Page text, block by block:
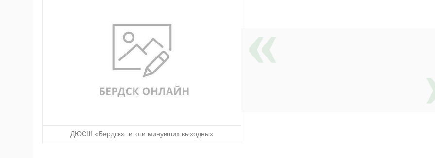
ДЮСШ «Бердск»: итоги минувших выходных